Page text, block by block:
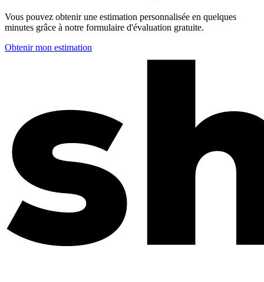
Vous pouvez obtenir une estimation personnalisée en quelques
minutes grâce à notre formulaire d'évaluation gratuite.
Obtenir mon estimation